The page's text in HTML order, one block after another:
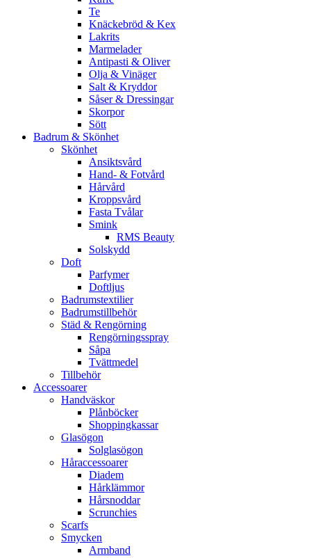
Te
Knäckebröd & Kex
Lakrits
Marmelader
Antipasti & Oliver
Olja & Vinäger
Salt & Kryddor
Såser & Dressingar
Skorpor
Sött
Badrum & Skönhet
Skönhet
Ansiktsvård
Hand- & Fotvård
Hårvård
Kroppsvård
Fasta Tvålar
Smink
RMS Beauty
Solskydd
Doft
Parfymer
Doftljus
Badrumstextilier
Badrumstillbehör
Städ & Rengörning
Rengörningsspray
Såpa
Tvättmedel
Tillbehör
Accessoarer
Handväskor
Plånböcker
Shoppingkassar
Glasögon
Solglasögon
Håraccessoarer
Diadem
Hårklämmor
Hårsnoddar
Scrunchies
Scarfs
Smycken
Armband